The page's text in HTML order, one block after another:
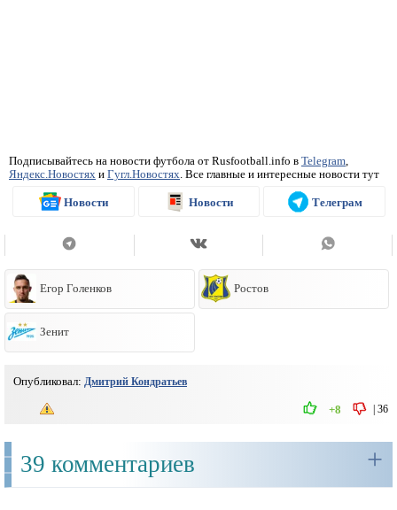
Подписывайтесь на новости футбола от Rusfootball.info в Telegram,
Яндекс.Новостях и Гугл.Новостях. Все главные и интересные новости тут
Новости Новости Телеграм
Егор Голенков Ростов
Зенит
Опубликовал: Дмитрий Кондратьев
| 36
+8
39 комментариев +